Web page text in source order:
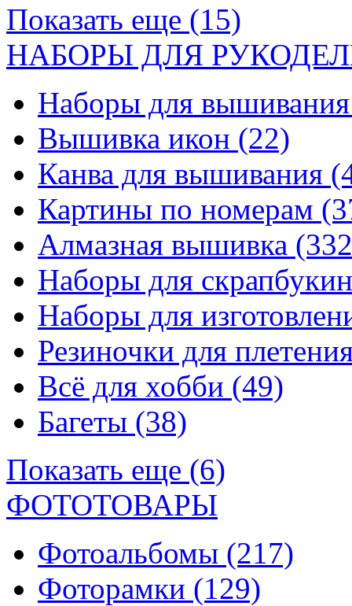
Показать еще (15)
НАБОРЫ ДЛЯ
Наборы для
Вышивка икон (22)
Канва для вышивания
Картины по номерам
Алмазная вышивка
Наборы для
Наборы для
Резиночки для
Всё для хобби (49)
Багеты (38)
Показать еще (6)
ФОТОТОВАРЫ
Фотоальбомы (217)
Фоторамки (129)